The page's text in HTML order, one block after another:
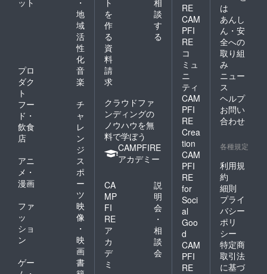
地
域
活
性
化
プロ
ダク
ト
音
楽
フー
ド・
飲食
店
チ
ャ
レ
ン
ジ
アニ
メ・
漫画
ス
ポ
ー
ツ
ファ
ッ
ショ
ン
映
像
・
映
画
ゲー
書
を
作
る
談
す
る
資
料
請
求
クラウドファ
ンディングの
ノウハウを無
料で学ぼう
CAMPFIRE
アカデミー
CA
MP
FI
RE
ア
カ
デ
ミ
説
明
会
・
相
談
会
RE
CAM
PFI
RE
コ
ミュ
ニ
ティ
CAM
PFI
RE
Crea
tion
CAM
PFI
RE
for
Soci
al
Goo
d
CAM
PFI
RE
は
あんし
ん・安
全への
取り組
み
ニュー
ス
ヘルプ
お問い
合わせ
各種規定
利用規
約
細則
プライ
バシー
ポリ
シー
特定商
取引法
に基づ